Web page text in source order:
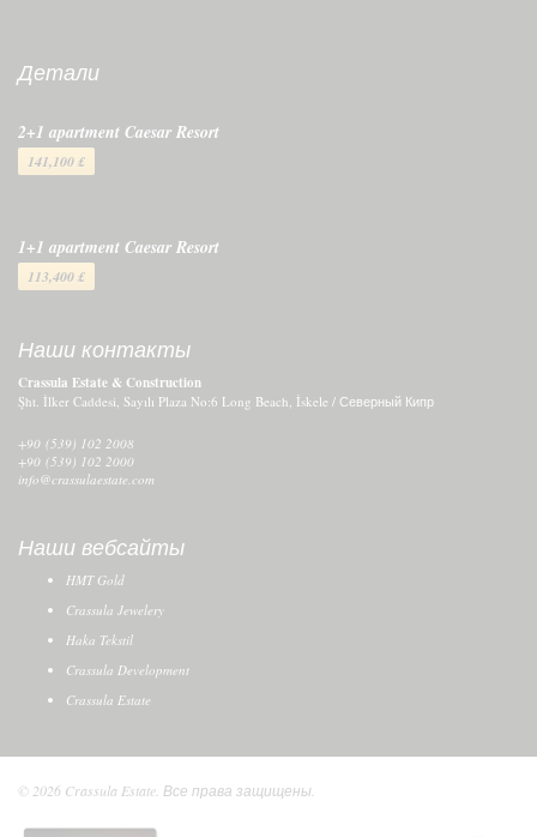
Отправить сообщение
Детали
2+1 apartment Caesar Resort
141,100 £
1+1 apartment Caesar Resort
113,400 £
Наши контакты
Crassula Estate & Construction
Şht. İlker Caddesi, Sayılı Plaza No:6 Long Beach, İskele / Северный Кипр
+90 (539) 102 2008
+90 (539) 102 2000
info@crassulaestate.com
Наши вебсайты
HMT Gold
Crassula Jewelery
Haka Tekstil
Crassula Development
Crassula Estate
© 2026 Crassula Estate. Все права защищены.